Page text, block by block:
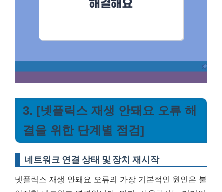
3. [넷플릭스 재생 안돼요 오류 해
결을 위한 단계별 점검]
네트워크 연결 상태 및 장치 재시작
넷플릭스 재생 안돼요 오류의 가장 기본적인 원인은 불